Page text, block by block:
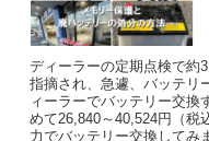
ディーラーの定期点検で約
指摘され、急遽、バッテリ
ィーラーでバッテリー交換
めて26,840～40,524円（税
力でバッテリー交換してみ